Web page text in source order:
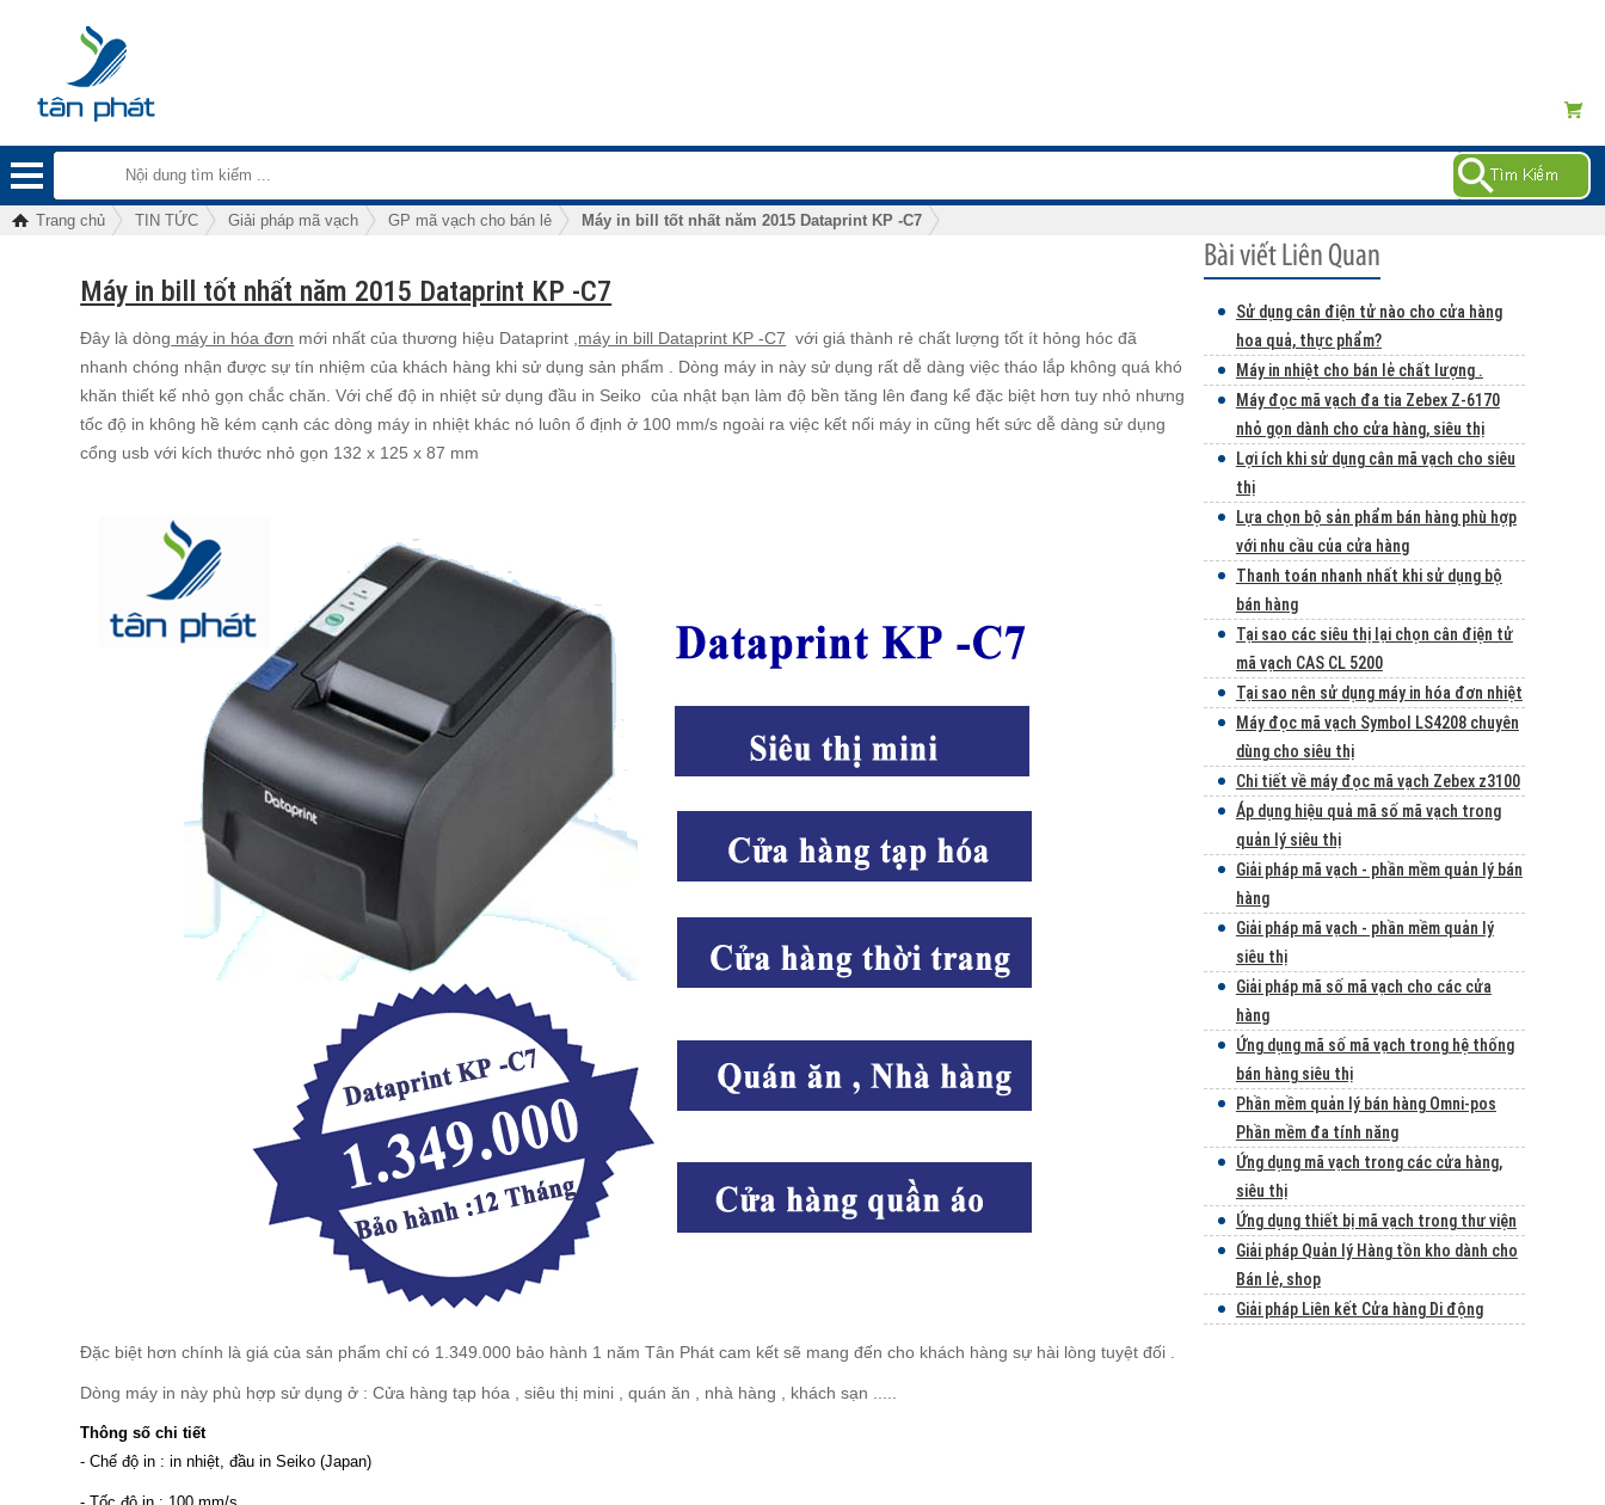
Trang chủ TIN TỨC Giải pháp mã vạch GP mã vạch cho bán lẻ Máy in bill tốt nhất năm 2015 Dataprint KP -C7
Máy in bill tốt nhất năm 2015 Dataprint KP -C7
Đây là dòng máy in hóa đơn mới nhất của thương hiệu Dataprint , máy in bill Dataprint KP -C7 với giá thành rẻ chất lượng tốt ít hỏng hóc đã
nhanh chóng nhận được sự tín nhiệm của khách hàng khi sử dụng sản phẩm . Dòng máy in này sử dụng rất dễ dàng việc tháo lắp không quá khó
khăn thiết kế nhỏ gọn chắc chăn. Với chế độ in nhiệt sử dụng đầu in Seiko của nhật bạn làm độ bền tăng lên đang kể đặc biệt hơn tuy nhỏ nhưng
tốc độ in không hề kém cạnh các dòng máy in nhiệt khác nó luôn ổ định ở 100 mm/s ngoài ra việc kết nối máy in cũng hết sức dễ dàng sử dụng
cổng usb với kích thước nhỏ gọn 132 x 125 x 87 mm
Đặc biệt hơn chính là giá của sản phẩm chỉ có 1.349.000 bảo hành 1 năm Tân Phát cam kết sẽ mang đến cho khách hàng sự hài lòng tuyệt đối .
Dòng máy in này phù hợp sử dụng ở : Cửa hàng tạp hóa , siêu thị mini , quán ăn , nhà hàng , khách sạn .....
Thông số chi tiết
- Chế độ in : in nhiệt, đầu in Seiko (Japan)
Sử dụng cân điện tử nào cho cửa hàng
hoa quả, thực phẩm?
Máy in nhiệt cho bán lẻ chất lượng .
Máy đọc mã vạch đa tia Zebex Z-6170
nhỏ gọn dành cho cửa hàng, siêu thị
Lợi ích khi sử dụng cân mã vạch cho siêu
thị
Lựa chọn bộ sản phẩm bán hàng phù hợp
với nhu cầu của cửa hàng
Thanh toán nhanh nhất khi sử dụng bộ
bán hàng
Tại sao các siêu thị lại chọn cân điện tử
mã vạch CAS CL 5200
Tại sao nên sử dụng máy in hóa đơn nhiệt
Máy đọc mã vạch Symbol LS4208 chuyên
dùng cho siêu thị
Chi tiết về máy đọc mã vạch Zebex z3100
Áp dụng hiệu quả mã số mã vạch trong
quản lý siêu thị
Giải pháp mã vạch - phần mềm quản lý bán
hàng
Giải pháp mã vạch - phần mềm quản lý
siêu thị
Giải pháp mã số mã vạch cho các cửa
hàng
Ứng dụng mã số mã vạch trong hệ thống
bán hàng siêu thị
Phần mềm quản lý bán hàng Omni-pos
Phần mềm đa tính năng
Ứng dụng mã vạch trong các cửa hàng,
siêu thị
Ứng dụng thiết bị mã vạch trong thư viện
Giải pháp Quản lý Hàng tồn kho dành cho
Bán lẻ, shop
Giải pháp Liên kết Cửa hàng Di động